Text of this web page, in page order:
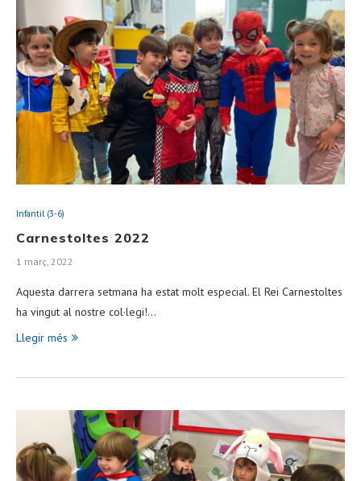
Infantil (3-6)
Carnestoltes 2022
1 març, 2022
Aquesta darrera setmana ha estat molt especial. El Rei Carnestoltes
ha vingut al nostre col·legi!…
Llegir més